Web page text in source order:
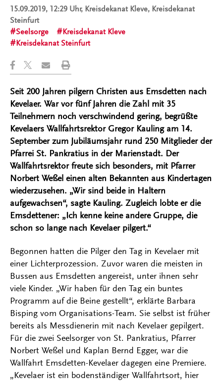
15.09.2019, 12:29 Uhr, Kreisdekanat Kleve, Kreisdekanat
Steinfurt
Seelsorge
Kreisdekanat Kleve
Kreisdekanat Steinfurt
Seit 200 Jahren pilgern Christen aus Emsdetten nach
Kevelaer. War vor fünf Jahren die Zahl mit 35
Teilnehmern noch verschwindend gering, begrüßte
Kevelaers Wallfahrtsrektor Gregor Kauling am 14.
September zum Jubiläumsjahr rund 250 Mitglieder der
Pfarrei St. Pankratius in der Marienstadt. Der
Wallfahrtsrektor freute sich besonders, mit Pfarrer
Norbert Weßel einen alten Bekannten aus Kindertagen
wiederzusehen. „Wir sind beide in Haltern
aufgewachsen“, sagte Kauling. Zugleich lobte er die
Emsdettener: „Ich kenne keine andere Gruppe, die
schon so lange nach Kevelaer pilgert.“
Begonnen hatten die Pilger den Tag in Kevelaer mit
einer Lichterprozession. Zuvor waren die meisten in
Bussen aus Emsdetten angereist, unter ihnen sehr
viele Kinder. „Wir haben für den Tag ein buntes
Programm auf die Beine gestellt“, erklärte Barbara
Bisping vom Organisations-Team. Sie selbst ist früher
bereits als Messdienerin mit nach Kevelaer gepilgert.
Für die zwei Seelsorger von St. Pankratius, Pfarrer
Norbert Weßel und Kaplan Bernd Egger, war die
Wallfahrt Emsdetten-Kevelaer dagegen eine Premiere.
„Kevelaer ist ein bodenständiger Wallfahrtsort, hier